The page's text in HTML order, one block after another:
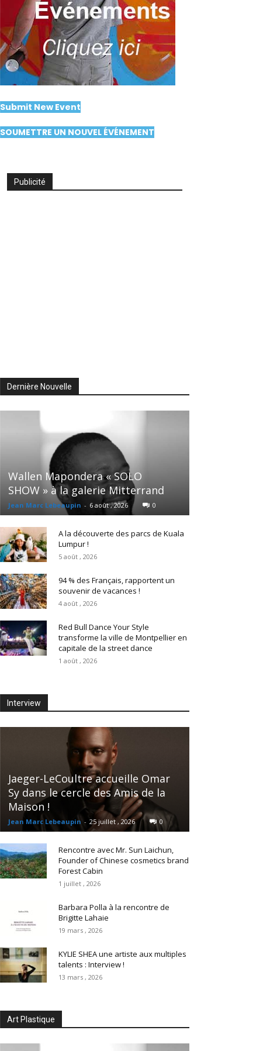
Submit New Event
SOUMETTRE UN NOUVEL ÉVÉNEMENT
Publicité
Dernière Nouvelle
Wallen Mapondera « SOLO
SHOW » à la galerie Mitterrand
Jean Marc Lebeaupin - 6 août , 2026 0
A la découverte des parcs de Kuala
Lumpur !
5 août , 2026
94 % des Français, rapportent un
souvenir de vacances !
4 août , 2026
Red Bull Dance Your Style
transforme la ville de Montpellier en
capitale de la street dance
1 août , 2026
Interview
Jaeger-LeCoultre accueille Omar
Sy dans le cercle des Amis de la
Maison !
Jean Marc Lebeaupin - 25 juillet , 2026 0
Rencontre avec Mr. Sun Laichun,
Founder of Chinese cosmetics brand
Forest Cabin
1 juillet , 2026
Barbara Polla à la rencontre de
Brigitte Lahaie
19 mars , 2026
KYLIE SHEA une artiste aux multiples
talents : Interview !
13 mars , 2026
Art Plastique